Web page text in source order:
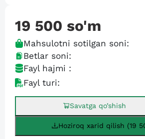
19 500 so'm
Mahsulotni sotilgan soni:
Betlar soni:
Fayl hajmi :
Fayl turi:
Savatga qo’shish
Hoziroq xarid qilish (19